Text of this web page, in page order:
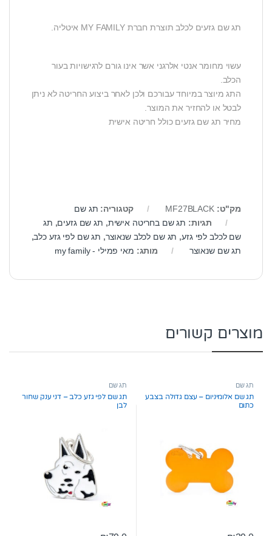
תג שם גזעים לכלב תוצרת חברת MY FAMILY איטליה.
עשוי מחומר אנטי אלרגני אשר אינו גורם לרגישויות בעור
הכלב.
התג מיוצר במיוחד עבורכם ולכן לאחר ביצוע החריטה לא ניתן
לבטל או להחזיר את המוצר.
מחיר תג שם גזעים כולל חריטה אישית
מק"ט:MF27BLACK קטגוריה: תג שם
תגיות: תג שם בחריטה אישית, תג שם גזעים, תג
שם לכלב לפי גזע, תג שם לכלב שנאוצר, תג שם לפי גזע כלב,
תג שם שנאוצר
מותג: מאי פמילי - my family
מוצרים קשורים
תג שם
תג שם אלומיניום – עצם גדולה בצבע
כתום
תג שם
תג שם לפי גזע כלב – דני ענק שחור
לבן